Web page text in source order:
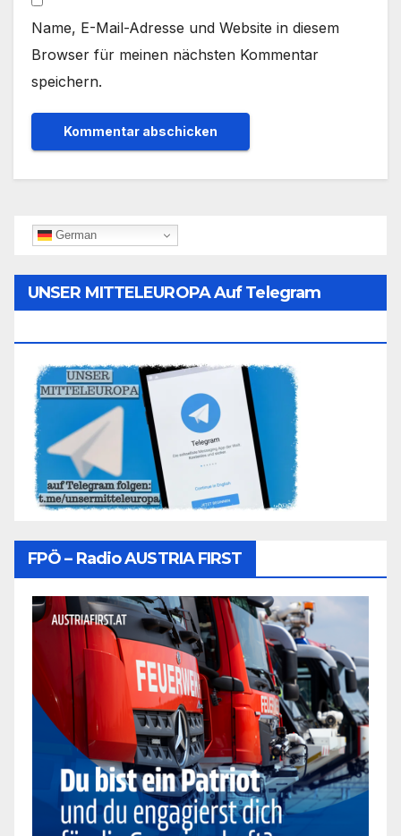
Name, E-Mail-Adresse und Website in diesem
Browser für meinen nächsten Kommentar
speichern.
German
UNSER MITTELEUROPA Auf Telegram
FPÖ – Radio AUSTRIA FIRST